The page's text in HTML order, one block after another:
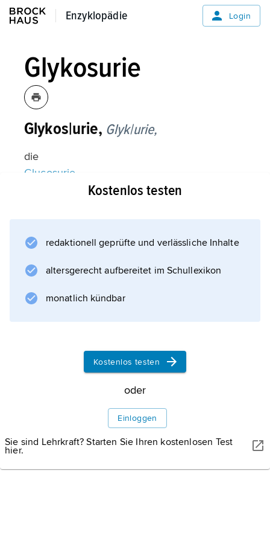
Enzyklopädie
Enzyklopädie Login
Glykosurie
Glykos|urie, Glyk|urie,
die
Glucosurie
Informationen zum Artikel
Kostenlos testen
redaktionell geprüfte und verlässliche Inhalte
altersgerecht aufbereitet im Schullexikon
monatlich kündbar
Kostenlos testen
oder
Einloggen
Sie sind Lehrkraft? Starten Sie Ihren kostenlosen Test
hier.